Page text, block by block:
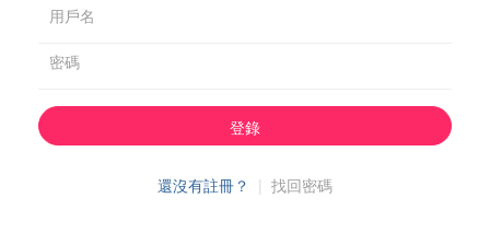
用戶名
密碼
登錄
還沒有註冊？ | 找回密碼